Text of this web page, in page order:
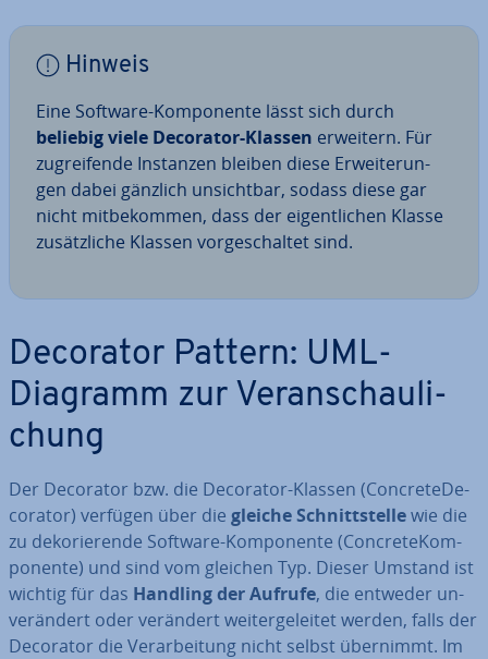
Hinweis
Eine Software-Kom­po­nen­te lässt sich durch
beliebig viele Decorator-Klassen erweitern. Für
zu­grei­fen­de Instanzen bleiben diese Er­wei­te­run­
gen dabei gänzlich un­sicht­bar, sodass diese gar
nicht mit­be­kom­men, dass der ei­gent­li­chen Klasse
zu­sätz­li­che Klassen vor­ge­schal­tet sind.
Decorator Pattern: UML-
Diagramm zur Ver­an­schau­li­
chung
Der Decorator bzw. die Decorator-Klassen (Con­cre­te­De­
co­ra­tor) verfügen über die gleiche Schnitt­stel­lewie die
zu de­ko­rie­ren­de Software-Kom­po­nen­te (Con­cre­te­Kom­
po­nen­te) und sind vom gleichen Typ. Dieser Umstand ist
wichtig für das Handling der Aufrufe, die entweder un­
ver­än­dert oder verändert wei­ter­ge­lei­tet werden, falls der
Decorator die Ver­ar­bei­tung nicht selbst übernimmt. Im